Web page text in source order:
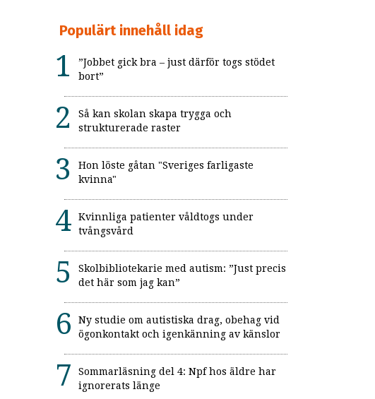
Populärt innehåll idag
”Jobbet gick bra – just därför togs stödet
bort”
Så kan skolan skapa trygga och
strukturerade raster
Hon löste gåtan "Sveriges farligaste
kvinna"
Kvinnliga patienter våldtogs under
tvångsvård
Skolbibliotekarie med autism: ”Just precis
det här som jag kan”
Ny studie om autistiska drag, obehag vid
ögonkontakt och igenkänning av känslor
Sommarläsning del 4: Npf hos äldre har
ignorerats länge